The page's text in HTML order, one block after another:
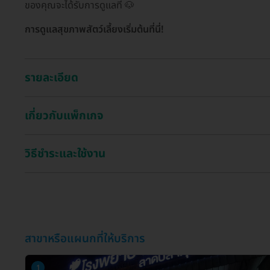
ของคุณจะได้รับการดูแลที่ 🐶
การดูแลสุขภาพสัตว์เลี้ยงเริ่มต้นที่นี่!
รายละเอียด
เกี่ยวกับแพ็กเกจ
วิธีชำระและใช้งาน
สาขาหรือแผนกที่ให้บริการ
1